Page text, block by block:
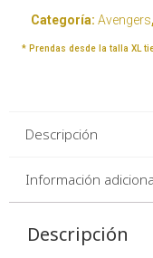
Categoría: Avengers,
* Prendas desde la talla XL
Descripción
Información
Descripción